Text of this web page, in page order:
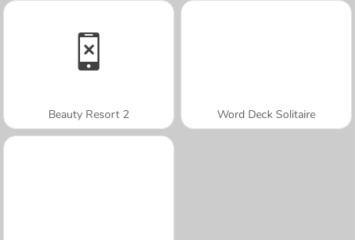
Beauty Resort 2 Word Deck Solitaire